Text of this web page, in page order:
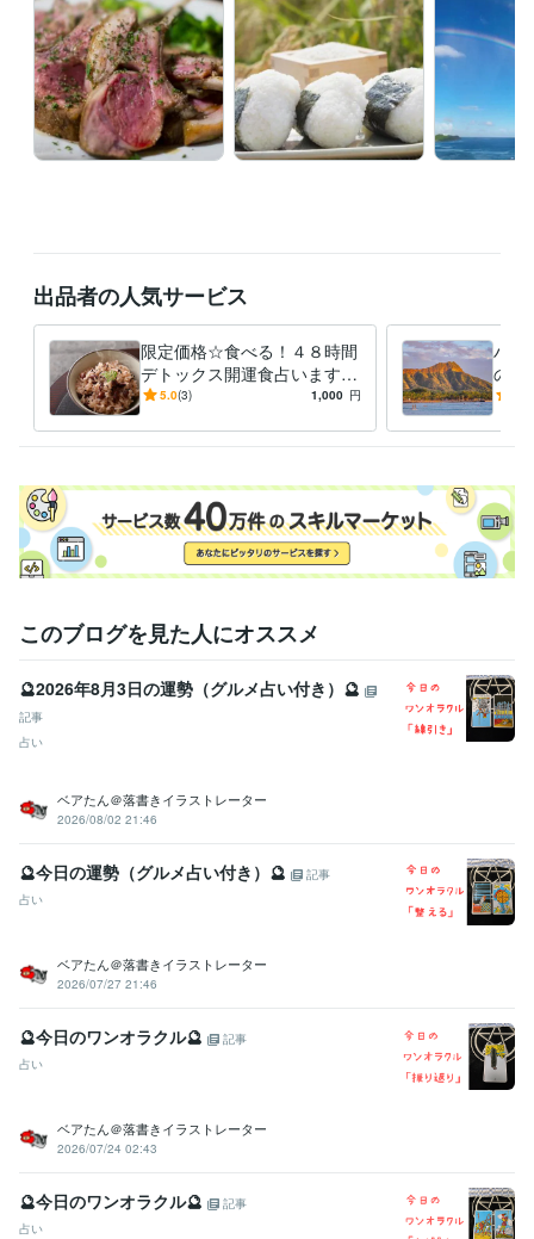
ハワイアンスピリチュアルカウンセリング:5年栄養指導:5年
得意分野
占い 霊視透視でのハワイアンスピリチュアル鑑定
霊視 透視 スピリチュアル 恋愛 ダイエット 家庭 相性
仕事
運勢
厄除け
悩み相談・カウンセリング
ハナ的ポジティブシンキングカウンセリ
ング
出品者の人気サービス
限定価格☆食べる！４８時間
デトックス開運食占います
脳も心も喜ぶ健康的なデトッ
す☆
5.0(3) 1,000 円
ハナ
の8
様
す
このブログを見た人にオススメ
🔮2026年8月3日の運勢（グルメ占い付き）🔮
記事
占い
ベアたん＠落書きイラストレーター
2026/08/02 21:46
🔮今日の運勢（グルメ占い付き）🔮
記事
占い
ベアたん＠落書きイラストレーター
2026/07/27 21:46
🔮今日のワンオラクル🔮
記事
占い
ベアたん＠落書きイラストレーター
2026/07/24 02:43
🔮今日のワンオラクル🔮
記事
占い